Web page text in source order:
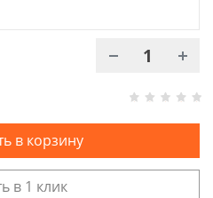
в корзину
в 1 клик